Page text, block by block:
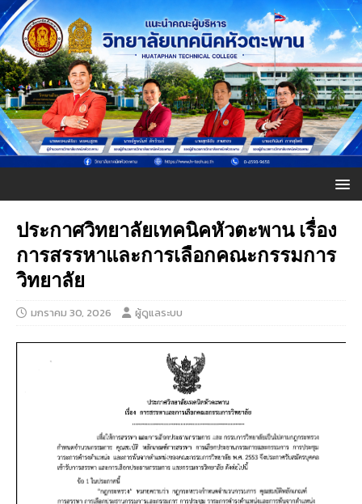
ประกาศวิทยาลัยเทคนิคหัวตะพาน เรื่อง
การสรรหาและการเลือกคณะกรรมการ
วิทยาลัย
มกราคม 30, 2026 ผู้ดูแลระบบ